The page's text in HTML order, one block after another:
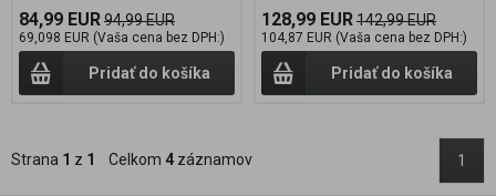
84,99 EUR94,99 EUR
69,098 EUR (Vaša cena bez DPH:)
Pridať do košíka
128,99 EUR142,99 EUR
104,87 EUR (Vaša cena bez DPH:)
Pridať do košíka
Strana 1 z 1 Celkom 4 záznamov 1